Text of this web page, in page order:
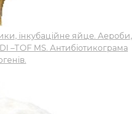
інкубаційне яйце. Аероби,
–TOF MS. Антибіотикограма